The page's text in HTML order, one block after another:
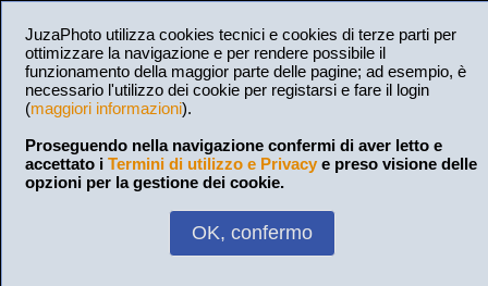
JuzaPhoto utilizza cookies tecnici e cookies di terze parti per
ottimizzare la navigazione e per rendere possibile il
funzionamento della maggior parte delle pagine; ad esempio, è
necessario l'utilizzo dei cookie per registarsi e fare il login
(maggiori informazioni).
Proseguendo nella navigazione confermi di aver letto e
accettato i Termini di utilizzo e Privacy e preso visione delle
opzioni per la gestione dei cookie.
OK, confermo